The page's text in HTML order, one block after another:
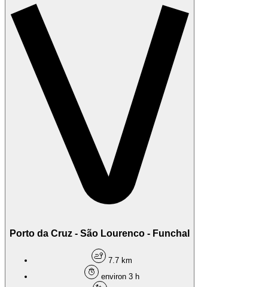
Porto da Cruz - São Lourenco - Funchal
7.7 km
environ 3 h